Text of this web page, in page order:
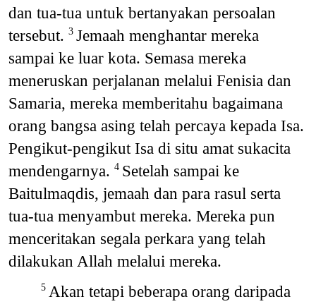
dan tua-tua untuk bertanyakan persoalan
tersebut. 3 Jemaah menghantar mereka
sampai ke luar kota. Semasa mereka
meneruskan perjalanan melalui Fenisia dan
Samaria, mereka memberitahu bagaimana
orang bangsa asing telah percaya kepada Isa.
Pengikut-pengikut Isa di situ amat sukacita
mendengarnya. 4 Setelah sampai ke
Baitulmaqdis, jemaah dan para rasul serta
tua-tua menyambut mereka. Mereka pun
menceritakan segala perkara yang telah
dilakukan Allah melalui mereka.
5 Akan tetapi beberapa orang daripada